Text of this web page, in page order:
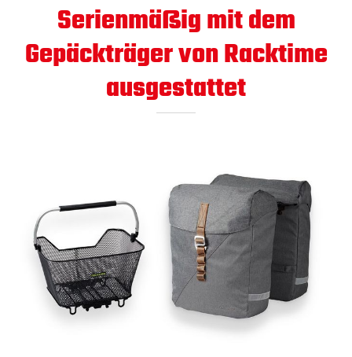
Serienmäßig mit dem
Gepäckträger von Racktime
ausgestattet